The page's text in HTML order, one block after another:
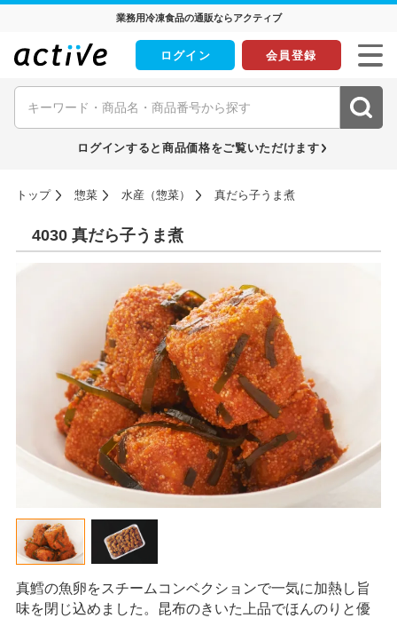
業務用冷凍食品の通販ならアクティブ
ログイン 会員登録
ログインすると商品価格をご覧いただけます
トップ 惣菜 水産（惣菜） 真だら子うま煮
4030 真だら子うま煮
真鱈の魚卵をスチームコンベクションで一気に加熱し旨
味を閉じ込めました。昆布のきいた上品でほんのりと優